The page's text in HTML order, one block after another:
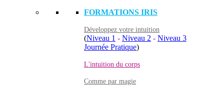
FORMATIONS IRIS
Développez votre intuition
(Niveau 1 - Niveau 2 - Niveau 3
Journée Pratique)
L'intuition du corps
Comme par magie